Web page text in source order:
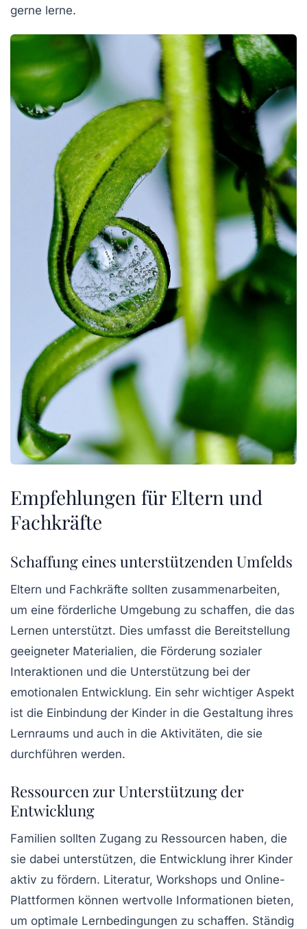
gerne lerne.
Empfehlungen für Eltern und
Fachkräfte
Schaffung eines unterstützenden Umfelds
Eltern und Fachkräfte sollten zusammenarbeiten,
um eine förderliche Umgebung zu schaffen, die das
Lernen unterstützt. Dies umfasst die Bereitstellung
geeigneter Materialien, die Förderung sozialer
Interaktionen und die Unterstützung bei der
emotionalen Entwicklung. Ein sehr wichtiger Aspekt
ist die Einbindung der Kinder in die Gestaltung ihres
Lernraums und auch in die Aktivitäten, die sie
durchführen werden.
Ressourcen zur Unterstützung der
Entwicklung
Familien sollten Zugang zu Ressourcen haben, die
sie dabei unterstützen, die Entwicklung ihrer Kinder
aktiv zu fördern. Literatur, Workshops und Online-
Plattformen können wertvolle Informationen bieten,
um optimale Lernbedingungen zu schaffen. Ständig